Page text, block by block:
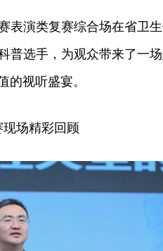
表演类复赛综合场在省卫
普选手，为观众带来了一
的视听盛宴。
现场精彩回顾